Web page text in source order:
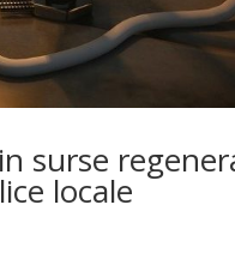
surse
locale